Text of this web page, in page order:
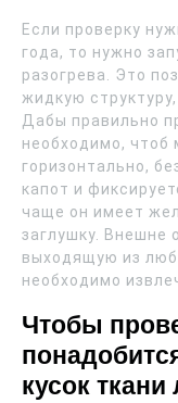
Если проверку
года, то нужно
разогрева. Это
жидкую
Дабы правильно
необходимо, чтоб
горизонтально,
капот и
чаще он имеет
заглушку. Внешне
выходящую из
необходимо
Чтобы
кусок